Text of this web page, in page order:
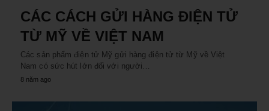
CÁC CÁCH GỬI HÀNG ĐIỆN TỬ
TỪ MỸ VỀ VIỆT NAM
Các sản phẩm điện tử Mỹ gửi hàng điện tử từ Mỹ về Việt
Nam có sức hút lớn đối với người…
8 năm ago